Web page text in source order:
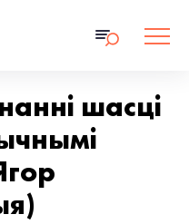
шасці